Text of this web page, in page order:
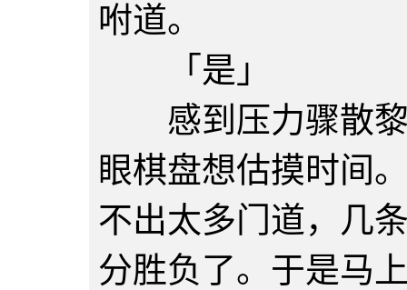
咐道。
「是」
感到压力骤散黎
眼棋盘想估摸时间
不出太多门道，几
分胜负了。于是马